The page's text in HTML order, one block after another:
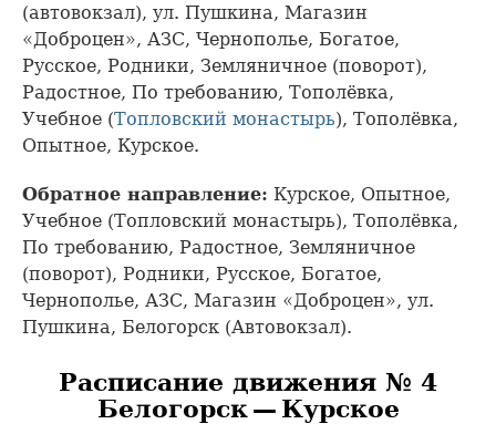
(автовокзал), ул. Пушкина, Магазин
«Доброцен», АЗС, Чернополье, Богатое,
Русское, Родники, Земляничное (поворот),
Радостное, По требованию, Тополёвка,
Учебное (Топловский монастырь), Тополёвка,
Опытное, Курское.
Обратное направление: Курское, Опытное,
Учебное (Топловский монастырь), Тополёвка,
По требованию, Радостное, Земляничное
(поворот), Родники, Русское, Богатое,
Чернополье, АЗС, Магазин «Доброцен», ул.
Пушкина, Белогорск (Автовокзал).
Расписание движения № 4
Белогорск — Курское